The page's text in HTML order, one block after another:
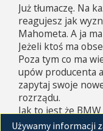
Już tłumaczę. Na
reagujesz jak
Mahometa. A ja
Jeżeli ktoś ma
Poza tym co ma
upów producenta
zapytaj swoje
rozrządu.
Jak to jest że
w kilku odmianach
Używamy informacji